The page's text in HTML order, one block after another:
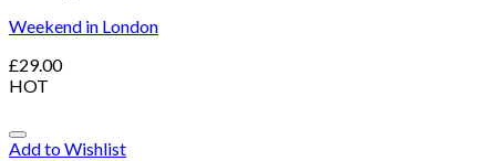
Weekend in London
£29.00
HOT
Add to Wishlist